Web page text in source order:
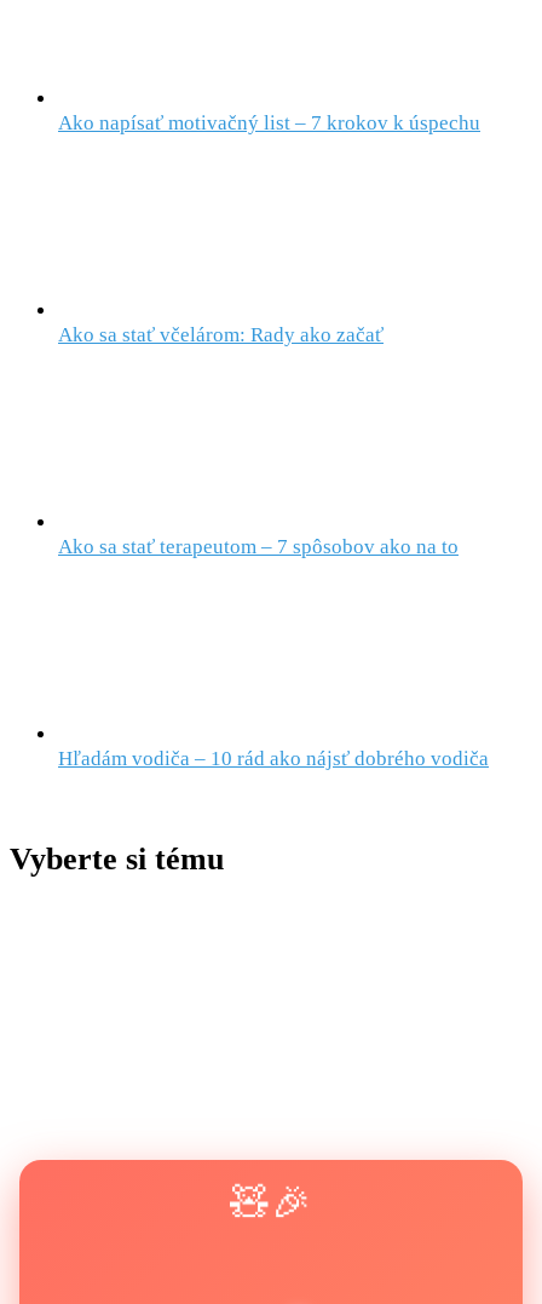
Ako napísať motivačný list – 7 krokov k úspechu
Ako sa stať včelárom: Rady ako začať
Ako sa stať terapeutom – 7 spôsobov ako na to
Hľadám vodiča – 10 rád ako nájsť dobrého vodiča
Vyberte si tému
🧸🎉